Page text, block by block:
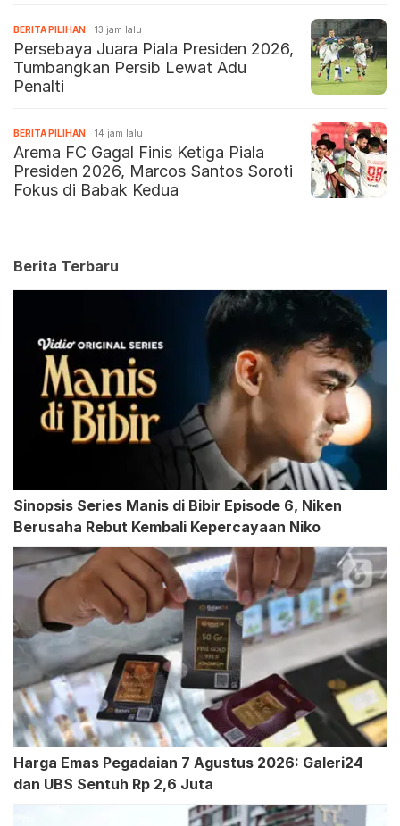
BERITA PILIHAN 13 jam lalu
Persebaya Juara Piala Presiden 2026,
Tumbangkan Persib Lewat Adu
Penalti
BERITA PILIHAN 14 jam lalu
Arema FC Gagal Finis Ketiga Piala
Presiden 2026, Marcos Santos Soroti
Fokus di Babak Kedua
Berita Terbaru
Sinopsis Series Manis di Bibir Episode 6, Niken
Berusaha Rebut Kembali Kepercayaan Niko
Harga Emas Pegadaian 7 Agustus 2026: Galeri24
dan UBS Sentuh Rp 2,6 Juta